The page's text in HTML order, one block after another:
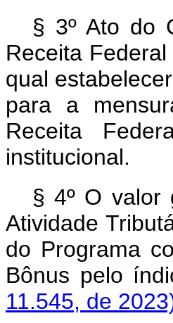
§ 3º Ato do
Receita
qual
para a
Receita
institucional.
§ 4º O valor
Atividade
do Programa
Bônus pelo
11.545, de